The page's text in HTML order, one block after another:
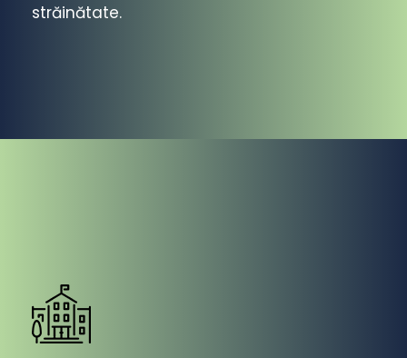
străinătate.